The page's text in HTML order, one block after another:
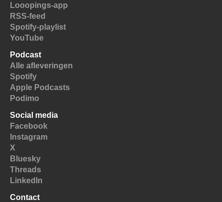
Looopings-app
RSS-feed
Spotify-playlist
YouTube
Podcast
Alle afleveringen
Spotify
Apple Podcasts
Podimo
Social media
Facebook
Instagram
X
Bluesky
Threads
LinkedIn
Contact